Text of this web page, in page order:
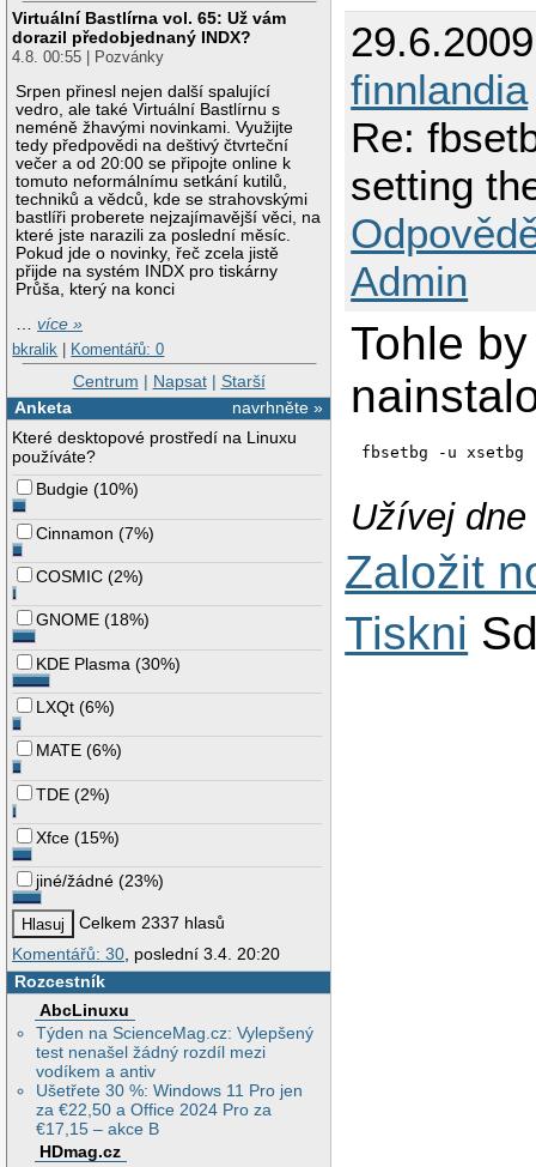
Virtuální Bastlírna vol. 65: Už vám
dorazil předobjednaný INDX?
4.8. 00:55 | Pozvánky
Srpen přinesl nejen další spalující
vedro, ale také Virtuální Bastlírnu s
neméně žhavými novinkami. Využijte
tedy předpovědi na deštivý čtvrteční
večer a od 20:00 se připojte online k
tomuto neformálnímu setkání kutilů,
techniků a vědců, kde se strahovskými
bastlíři proberete nejzajímavější věci, na
které jste narazili za poslední měsíc.
Pokud jde o novinky, řeč zcela jistě
přijde na systém INDX pro tiskárny
Průša, který na konci
…více »
bkralik
Komentářů: 0
Centrum | Napsat| Starší
navrhněte »
Anketa
Které desktopové prostředí na Linuxu
používáte?
Budgie (10%)
Cinnamon (7%)
COSMIC (2%)
GNOME (18%)
KDE Plasma (30%)
LXQt (6%)
MATE (6%)
TDE (2%)
Xfce (15%)
jiné/žádné (23%)
Celkem 2337 hlasů
Komentářů: 30 , poslední 3.4. 20:20
Rozcestník
AbcLinuxu
Týden na ScienceMag.cz: Vylepšený
test nenašel žádný rozdíl mezi
vodíkem a antiv
Ušetřete 30 %: Windows 11 Pro jen
za €22,50 a Office 2024 Pro za
€17,15 – akce B
HDmag.cz
finnlandia
Re:
setting
Admin
Tohle
fbsetbg -u xsetbg
Užívej
Založit
Tiskni